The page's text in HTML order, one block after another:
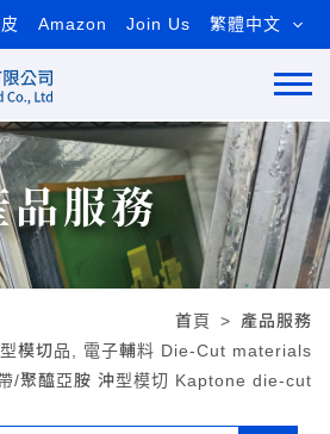
Amazon Join Us 繁體中文
品服務
首頁
產品服務
模切品, 電子輔料 Die-Cut materials
/聚醯亞胺 沖型模切 Kaptone die-cut